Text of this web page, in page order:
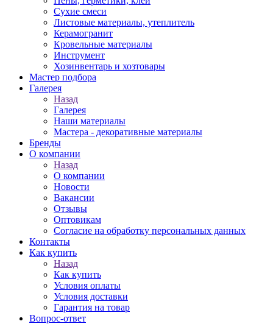
Сухие смеси
Листовые материалы, утеплитель
Керамогранит
Кровельные материалы
Инструмент
Хозинвентарь и хозтовары
Мастер подбора
Галерея
Назад
Галерея
Наши материалы
Мастера - декоративные материалы
Бренды
О компании
Назад
О компании
Новости
Вакансии
Отзывы
Оптовикам
Cогласие на обработку персональных данных
Контакты
Как купить
Назад
Как купить
Условия оплаты
Условия доставки
Гарантия на товар
Вопрос-ответ